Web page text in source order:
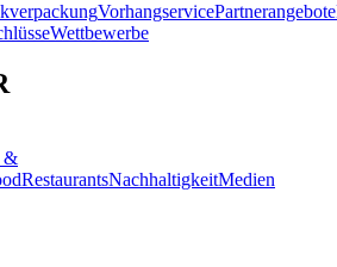
VorhangservicePartnerangebote
Wettbewerbe
&
RestaurantsNachhaltigkeitMedien